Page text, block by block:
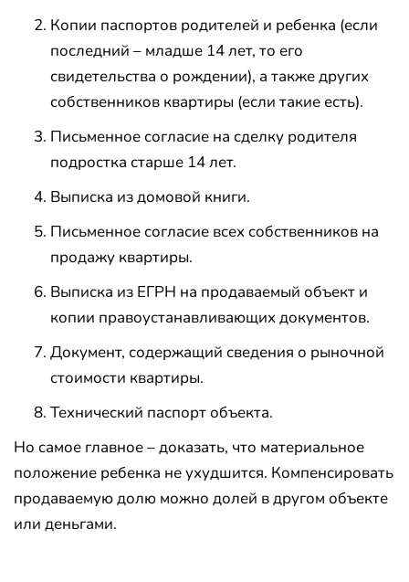
Копии паспортов родителей и ребенка (если
последний – младше 14 лет, то его
свидетельства о рождении), а также других
собственников квартиры (если такие есть).
Письменное согласие на сделку родителя
подростка старше 14 лет.
Выписка из домовой книги.
Письменное согласие всех собственников на
продажу квартиры.
Выписка из ЕГРН на продаваемый объект и
копии правоустанавливающих документов.
Документ, содержащий сведения о рыночной
стоимости квартиры.
Технический паспорт объекта.
Но самое главное – доказать, что материальное
положение ребенка не ухудшится. Компенсировать
продаваемую долю можно долей в другом объекте
или деньгами.